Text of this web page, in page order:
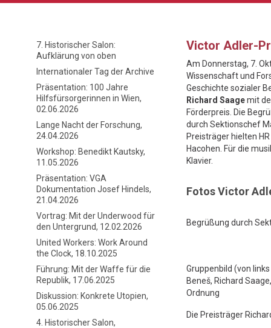
7. Historischer Salon:
Aufklärung von oben
Internationaler Tag der Archive
Präsentation: 100 Jahre
Hilfsfürsorgerinnen in Wien,
02.06.2026
Lange Nacht der Forschung,
24.04.2026
Workshop: Benedikt Kautsky,
11.05.2026
Präsentation: VGA
Dokumentation Josef Hindels,
21.04.2026
Vortrag: Mit der Underwood für
den Untergrund, 12.02.2026
United Workers: Work Around
the Clock, 18.10.2025
Führung: Mit der Waffe für die
Republik, 17.06.2025
Diskussion: Konkrete Utopien,
05.06.2025
4. Historischer Salon,
Victor Adler-
Am Donnerstag, 7.
Wissenschaft und
Geschichte sozialer
Richard Saagemit
Förderpreis. Die
durch Sektionschef
Preisträger hielten
Hacohen. Für die
Klavier.
Fotos Victor
Begrüßung durch
Gruppenbild (von
Beneš, Richard
Ordnung
Die Preisträger